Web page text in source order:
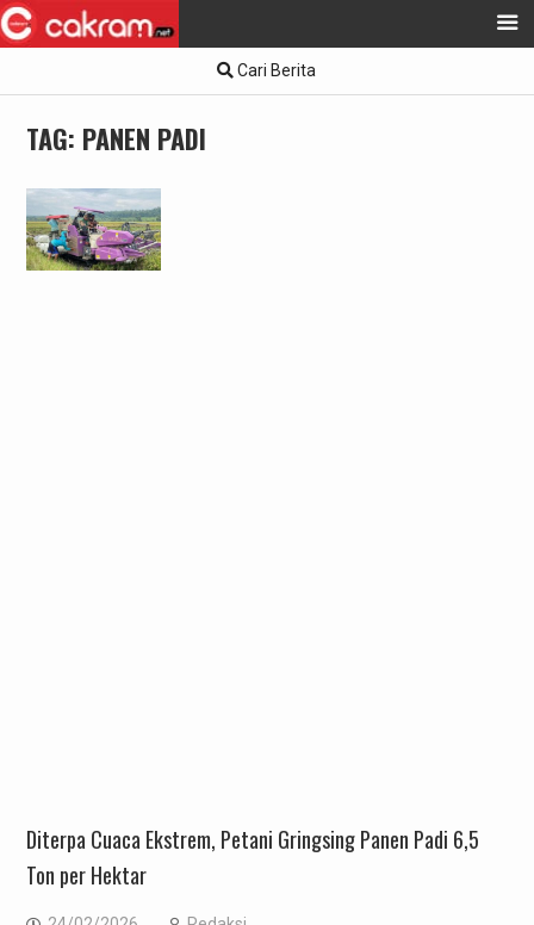
to
Cari Berita
TAG: PANEN PADI
Diterpa Cuaca Ekstrem, Petani Gringsing Panen Padi 6,5
Ton per Hektar